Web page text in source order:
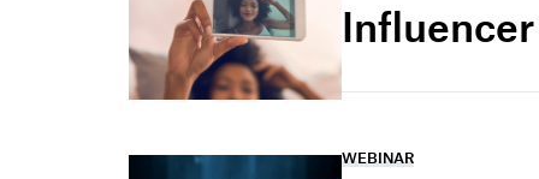
WEBINAR